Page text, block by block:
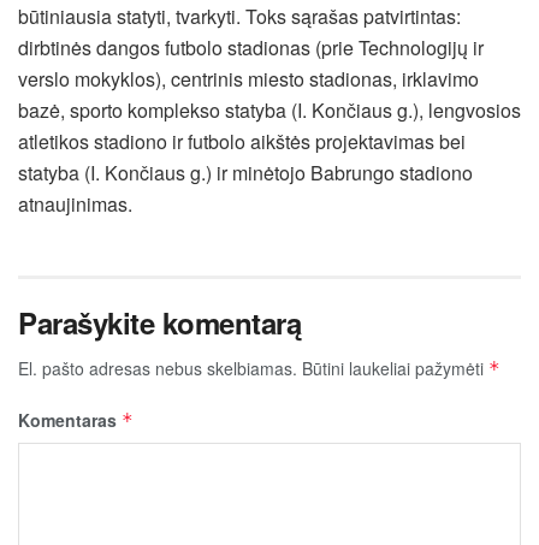
būtiniausia statyti, tvarkyti. Toks sąrašas patvirtintas:
dirbtinės dangos futbolo stadionas (prie Technologijų ir
verslo mokyklos), centrinis miesto stadionas, irklavimo
bazė, sporto komplekso statyba (I. Končiaus g.), lengvosios
atletikos stadiono ir futbolo aikštės projektavimas bei
statyba (I. Končiaus g.) ir minėtojo Babrungo stadiono
atnaujinimas.
Parašykite komentarą
El. pašto adresas nebus skelbiamas. Būtini laukeliai pažymėti *
Komentaras *